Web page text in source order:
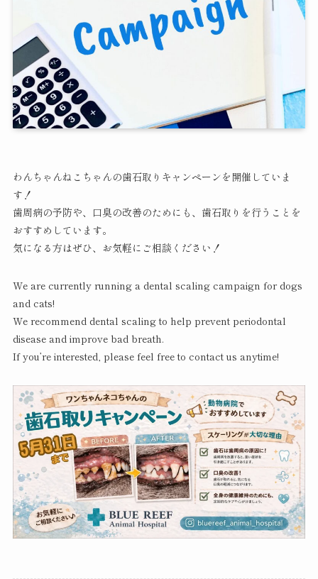
わんちゃんねこちゃんの歯石取りキャンペーンを開催していま
す！
歯周病の予防や、口臭の改善のためにも、歯石取りを行うことを
おすすめしています。
気になる方はぜひ、お気軽にご相談ください！
We are currently running a dental scaling campaign for dogs
and cats!
We recommend dental scaling to help prevent periodontal
disease and improve bad breath.
If you’re interested, please feel free to contact us anytime!